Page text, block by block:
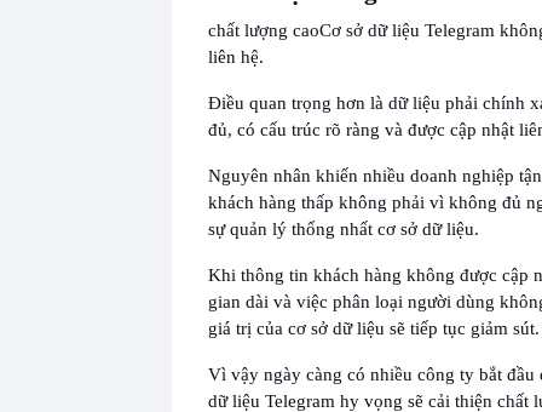
chất lượng caoCơ sở dữ liệu Telegram
liên hệ.
Điều quan trọng hơn là dữ liệu phải chính
đủ, có cấu trúc rõ ràng và được cập nhật
Nguyên nhân khiến nhiều doanh nghiệp
khách hàng thấp không phải vì không đủ
sự quản lý thống nhất cơ sở dữ liệu.
Khi thông tin khách hàng không được cập
gian dài và việc phân loại người dùng
giá trị của cơ sở dữ liệu sẽ tiếp tục giảm sút.
Vì vậy ngày càng có nhiều công ty bắt đầu
dữ liệu Telegram hy vọng sẽ cải thiện chất